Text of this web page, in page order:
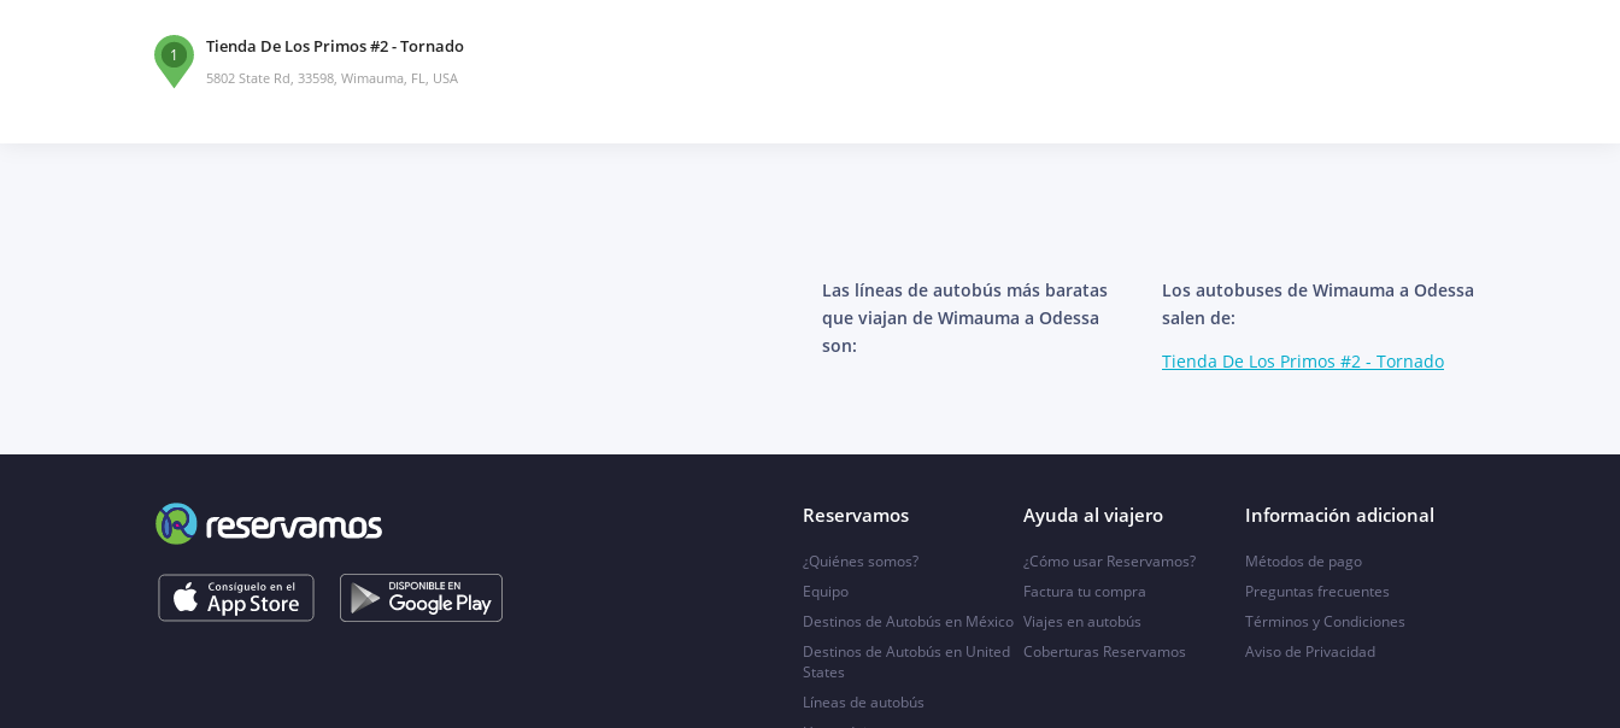
1 Tienda De Los Primos #2 - Tornado
5802 State Rd, 33598, Wimauma, FL, USA
Las líneas de autobús más baratas
que viajan de Wimauma a Odessa
son:
Los autobuses de Wimauma a Odessa
salen de:
Tienda De Los Primos #2 - Tornado
Reservamos
¿Quiénes somos?
Equipo
Destinos de Autobús en México
Destinos de Autobús en United
States
Líneas de autobús
Ayuda al viajero
¿Cómo usar Reservamos?
Factura tu compra
Viajes en autobús
Coberturas Reservamos
Información adicional
Métodos de pago
Preguntas frecuentes
Términos y Condiciones
Aviso de Privacidad